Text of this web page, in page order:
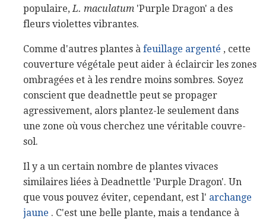
populaire,L. maculatum 'Purple Dragon' a des
fleurs violettes vibrantes.
Comme d'autres plantes à feuillage argenté , cette
couverture végétale peut aider à éclaircir les zones
ombragées et à les rendre moins sombres. Soyez
conscient que deadnettle peut se propager
agressivement, alors plantez-le seulement dans
une zone où vous cherchez une véritable couvre-
sol.
Il y a un certain nombre de plantes vivaces
similaires liées à Deadnettle 'Purple Dragon'. Un
que vous pouvez éviter, cependant, est l' archange
jaune . C'est une belle plante, mais a tendance à